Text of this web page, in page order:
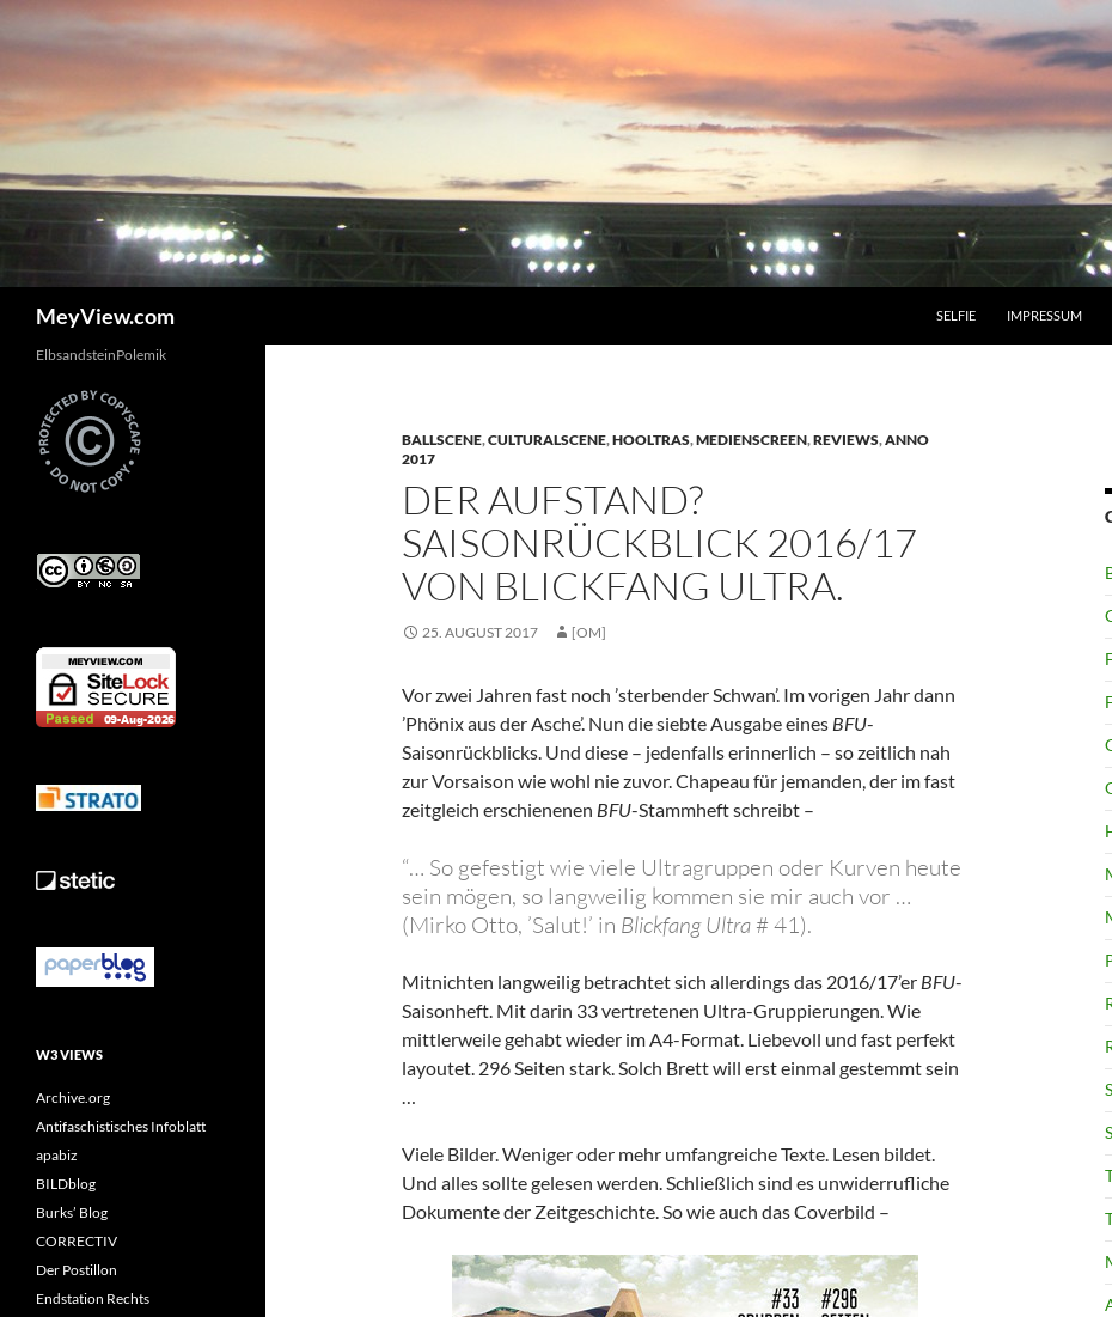
Zum
Inhalt
MeyView.com SELFIE IMPRESSUM
BALLSCENE,CULTURALSCENE,HOOLTRAS,MEDIENSCREEN,REVIEWS,ANNO
2017
DER AUFSTAND?
SAISONRÜCKBLICK 2016/17
VON BLICKFANG ULTRA.
25. AUGUST 2017 [OM]
Vor zwei Jahren fast noch ’sterbender Schwan’. Im vorigen Jahr dann
’Phönix aus der Asche’. Nun die siebte Ausgabe eines BFU-
Saisonrückblicks. Und diese – jedenfalls erinnerlich – so zeitlich nah
zur Vorsaison wie wohl nie zuvor. Chapeau für jemanden, der im fast
zeitgleich erschienenen BFU-Stammheft schreibt –
“… So gefestigt wie viele Ultragruppen oder Kurven heute
sein mögen, so langweilig kommen sie mir auch vor …
(Mirko Otto, ’Salut!’ in Blickfang Ultra # 41).
Mitnichten langweilig betrachtet sich allerdings das 2016/17’er BFU-
Saisonheft. Mit darin 33 vertretenen Ultra-Gruppierungen. Wie
mittlerweile gehabt wieder im A4-Format. Liebevoll und fast perfekt
layoutet. 296 Seiten stark. Solch Brett will erst einmal gestemmt sein
…
Viele Bilder. Weniger oder mehr umfangreiche Texte. Lesen bildet.
Und alles sollte gelesen werden. Schließlich sind es unwiderrufliche
Dokumente der Zeitgeschichte. So wie auch das Coverbild –
ElbsandsteinPolemik
W3 VIEWS
Archive.org
Antifaschistisches Infoblatt
apabiz
BILDblog
Burks’ Blog
CORRECTIV
Der Postillon
Endstation Rechts